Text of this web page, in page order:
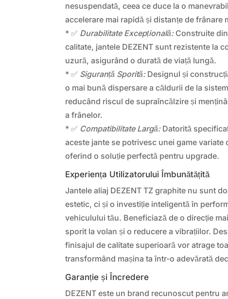
nesuspendată, ceea ce duce la o
accelerare mai rapidă și distanțe de frânare
* ✅ Durabilitate Excepțională:Construite
calitate, jantele DEZENT sunt rezistente la
uzură, asigurând o durată de viață lungă.
* ✅ Siguranță Sporită:Designul și
o mai bună dispersare a căldurii de la
reducând riscul de supraîncălzire și
a frânelor.
* ✅ Compatibilitate Largă:Datorită
aceste jante se potrivesc unei game variate
oferind o soluție perfectă pentru upgrade.
Experiența Utilizatorului Îmbunătățită
Jantele aliaj DEZENT TZ graphite nu sunt
estetic, ci și o investiție inteligentă în
vehiculului tău. Beneficiază de o direcție
sporit la volan și o reducere a vibrațiilor.
finisajul de calitate superioară vor atrage
transformând mașina ta într-o adevărată
Garanție și Încredere
DEZENT este un brand recunoscut pentru